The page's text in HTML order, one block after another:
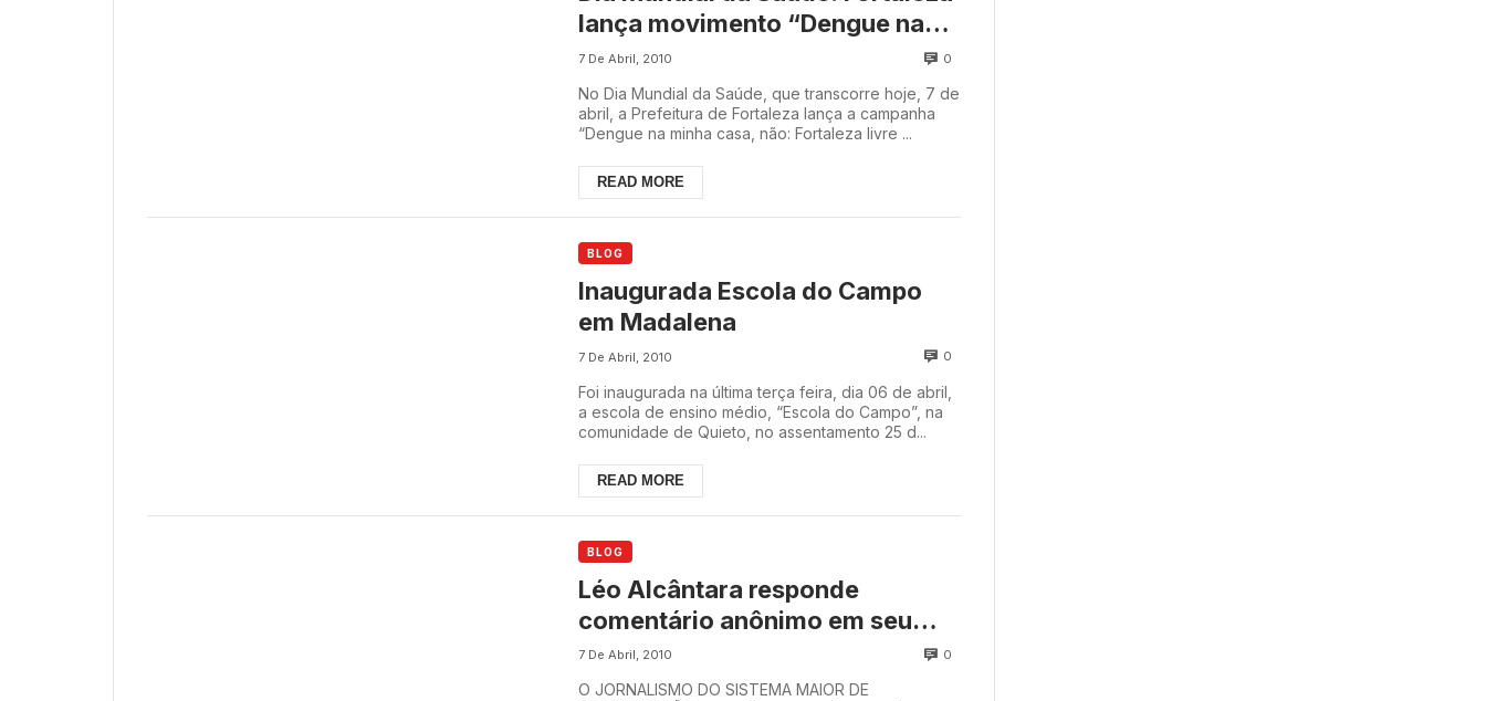
lança movimento “Dengue na
minha casa não”
7 De Abril, 2010 0
No Dia Mundial da Saúde, que transcorre hoje, 7 de
abril, a Prefeitura de Fortaleza lança a campanha
“Dengue na minha casa, não: Fortaleza livre ...
READ MORE
BLOG
Inaugurada Escola do Campo
em Madalena
7 De Abril, 2010 0
Foi inaugurada na última terça feira, dia 06 de abril,
a escola de ensino médio, “Escola do Campo”, na
comunidade de Quieto, no assentamento 25 d...
READ MORE
BLOG
Léo Alcântara responde
comentário anônimo em seu
blog
7 De Abril, 2010 0
O JORNALISMO DO SISTEMA MAIOR DE